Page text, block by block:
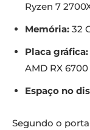
Ryzen 7
Memória: 32
Placa gráfica:
AMD RX 6700
Espaço no
Segundo o